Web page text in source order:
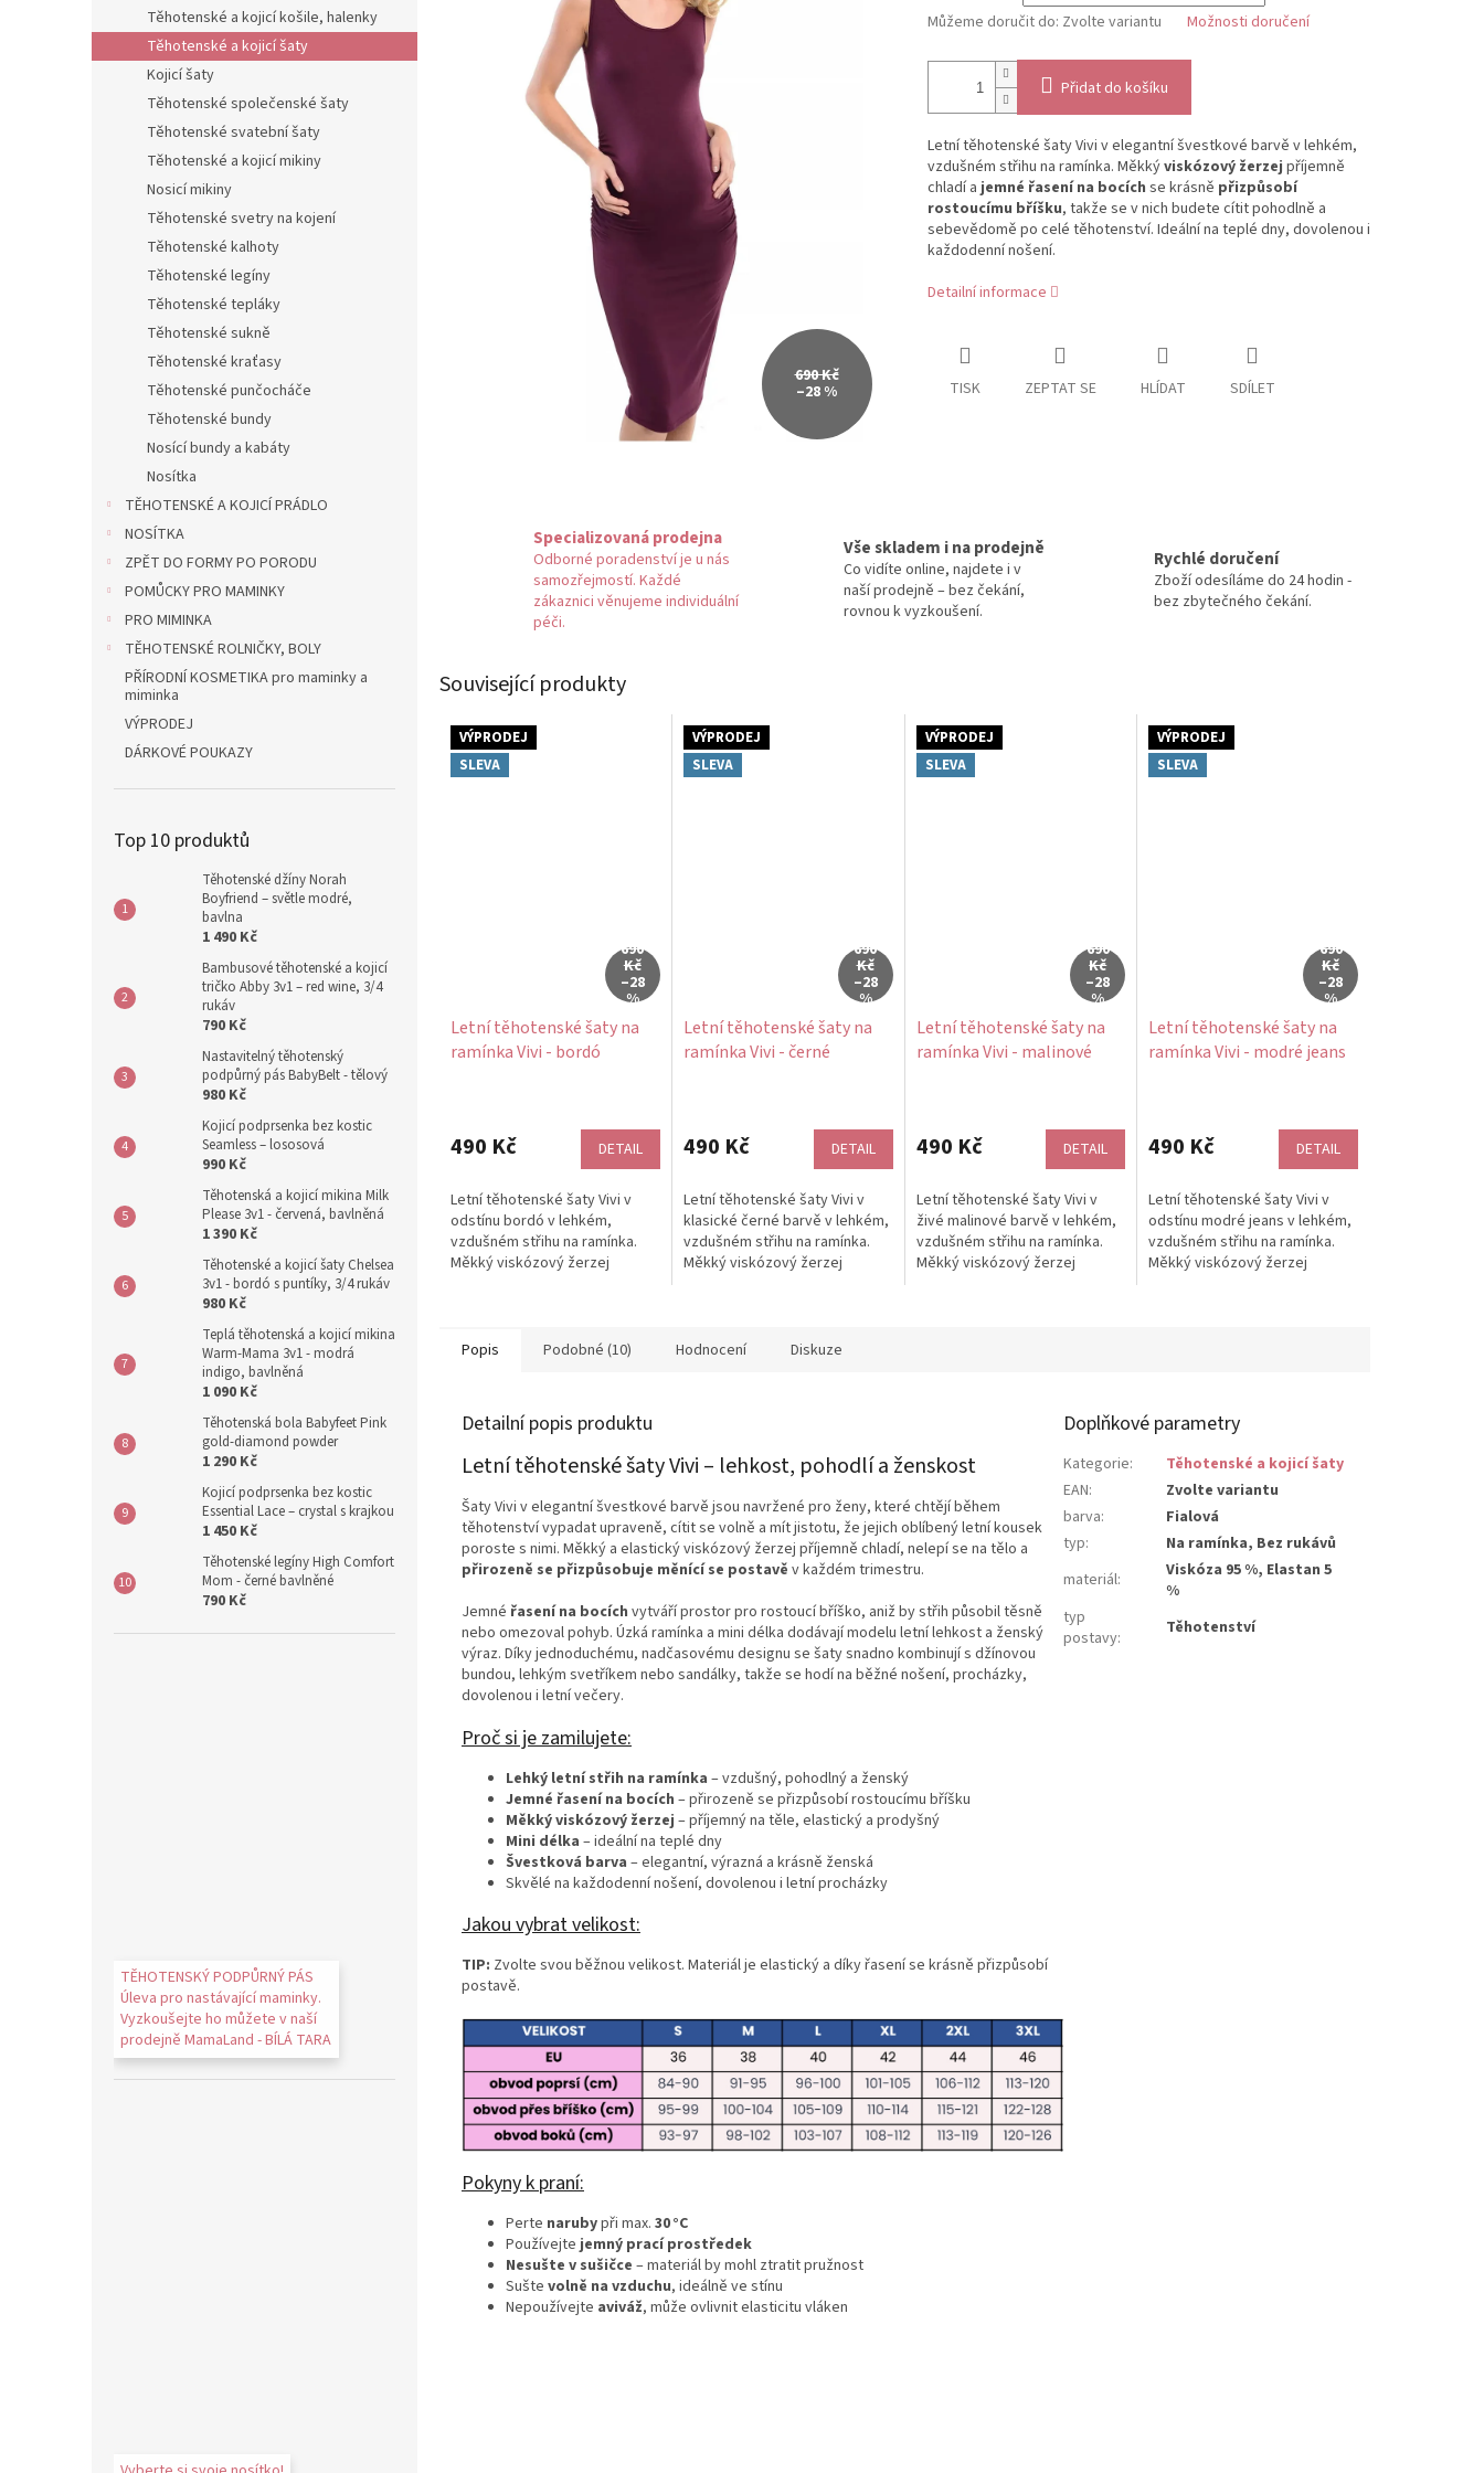
e
l
Těhotenské a kojicí košile, halenky
Těhotenské a kojicí šaty
Kojicí šaty
Těhotenské společenské šaty
Těhotenské svatební šaty
Těhotenské a kojicí mikiny
Nosicí mikiny
Těhotenské svetry na kojení
Těhotenské kalhoty
Těhotenské legíny
Těhotenské tepláky
Těhotenské sukně
Těhotenské kraťasy
Těhotenské punčocháče
Těhotenské bundy
Nosící bundy a kabáty
Nosítka
TĚHOTENSKÉ A KOJICÍ PRÁDLO
NOSÍTKA
ZPĚT DO FORMY PO PORODU
POMŮCKY PRO MAMINKY
PRO MIMINKA
TĚHOTENSKÉ ROLNIČKY, BOLY
PŘÍRODNÍ KOSMETIKA pro maminky a
miminka
VÝPRODEJ
DÁRKOVÉ POUKAZY
Top 10 produktů
Těhotenské džíny Norah
Boyfriend – světle modré,
bavlna
1 490 Kč
Bambusové těhotenské a kojicí
tričko Abby 3v1 – red wine, 3/4
rukáv
790 Kč
Nastavitelný těhotenský
podpůrný pás BabyBelt - tělový
980 Kč
Kojicí podprsenka bez kostic
Seamless – lososová
990 Kč
Těhotenská a kojicí mikina Milk
Please 3v1 - červená, bavlněná
1 390 Kč
Těhotenské a kojicí šaty Chelsea
3v1 - bordó s puntíky, 3/4 rukáv
980 Kč
Teplá těhotenská a kojicí mikina
Warm-Mama 3v1 - modrá
indigo, bavlněná
1 090 Kč
Těhotenská bola Babyfeet Pink
gold-diamond powder
1 290 Kč
Kojicí podprsenka bez kostic
Essential Lace – crystal s krajkou
1 450 Kč
Těhotenské legíny High Comfort
Mom - černé bavlněné
790 Kč
TĚHOTENSKÝ PODPŮRNÝ PÁS
Úleva pro nastávající maminky.
Vyzkoušejte ho můžete v naší
prodejně MamaLand - BÍLÁ TARA
690 Kč
–28 %
Můžeme doručit do: Zvolte variantu Možnosti doručení
Přidat do košíku
Letní těhotenské šaty Vivi v elegantní švestkové barvě v lehkém,
vzdušném střihu na ramínka. Měkkýviskózový žerzej příjemně
chladí ajemné řasení na bocích se krásně přizpůsobí
rostoucímu bříšku, takže se v nich budete cítit pohodlně a
sebevědomě po celé těhotenství. Ideální na teplé dny, dovolenou i
každodenní nošení.
Detailní informace
TISK ZEPTAT SE HLÍDAT SDÍLET
Specializovaná prodejna
Odborné poradenství je u nás
samozřejmostí. Každé
zákaznici věnujeme individuální
péči.
Vše skladem i na prodejně
Co vidíte online, najdete i v
naší prodejně – bez čekání,
rovnou k vyzkoušení.
Rychlé doručení
Zboží odesíláme do 24 hodin -
bez zbytečného čekání.
Související produkty
VÝPRODEJ
SLEVA
690
Kč
–28
%
Letní těhotenské šaty na
ramínka Vivi - bordó
490 Kč DETAIL
Letní těhotenské šaty Vivi v
odstínu bordó v lehkém,
vzdušném střihu na ramínka.
Měkký viskózový žerzej
VÝPRODEJ
SLEVA
690
Kč
–28
%
Letní těhotenské šaty na
ramínka Vivi - černé
490 Kč DETAIL
Letní těhotenské šaty Vivi v
klasické černé barvě v lehkém,
vzdušném střihu na ramínka.
Měkký viskózový žerzej
VÝPRODEJ
SLEVA
690
Kč
–28
%
Letní těhotenské šaty na
ramínka Vivi - malinové
490 Kč DETAIL
Letní těhotenské šaty Vivi v
živé malinové barvě v lehkém,
vzdušném střihu na ramínka.
Měkký viskózový žerzej
VÝPRODEJ
SLEVA
690
Kč
–28
%
Letní těhotenské šaty na
ramínka Vivi - modré jeans
490 Kč DETAIL
Letní těhotenské šaty Vivi v
odstínu modré jeans v lehkém,
vzdušném střihu na ramínka.
Měkký viskózový žerzej
Popis Podobné (10) Hodnocení Diskuze
Detailní popis produktu
Letní těhotenské šaty Vivi – lehkost, pohodlí a ženskost
Šaty Vivi v elegantní švestkové barvě jsou navržené pro ženy, které chtějí během
těhotenství vypadat upraveně, cítit se volně a mít jistotu, že jejich oblíbený letní kousek
poroste s nimi. Měkký a elastický viskózový žerzej příjemně chladí, nelepí se na tělo a
přirozeně se přizpůsobuje měnící se postavě v každém trimestru.
Jemné řasení na bocích vytváří prostor pro rostoucí bříško, aniž by střih působil těsně
nebo omezoval pohyb. Úzká ramínka a mini délka dodávají modelu letní lehkost a ženský
výraz. Díky jednoduchému, nadčasovému designu se šaty snadno kombinují s džínovou
bundou, lehkým svetříkem nebo sandálky, takže se hodí na běžné nošení, procházky,
dovolenou i letní večery.
Proč si je zamilujete:
Lehký letní střih na ramínka – vzdušný, pohodlný a ženský
Jemné řasení na bocích – přirozeně se přizpůsobí rostoucímu bříšku
Měkký viskózový žerzej – příjemný na těle, elastický a prodyšný
Mini délka – ideální na teplé dny
Švestková barva – elegantní, výrazná a krásně ženská
Skvělé na každodenní nošení, dovolenou i letní procházky
Jakou vybrat velikost:
TIP: Zvolte svou běžnou velikost. Materiál je elastický a díky řasení se krásně přizpůsobí
postavě.
Pokyny k praní:
Perte narubypři max. 30 °C
Používejtejemný prací prostředek
Nesušte v sušičce – materiál by mohl ztratit pružnost
Sušte volně na vzduchu, ideálně ve stínu
Nepoužívejte aviváž, může ovlivnit elasticitu vláken
Doplňkové parametry
Kategorie:
Těhotenské a kojicí šaty
EAN:
Zvolte variantu
barva:
Fialová
typ:
Na ramínka, Bez rukávů
materiál:
Viskóza 95 %, Elastan 5
%
typ
postavy: Těhotenství